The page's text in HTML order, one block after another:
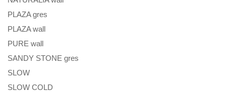
PLAZA gres
PLAZA wall
PURE wall
SANDY STONE gres
SLOW
SLOW COLD